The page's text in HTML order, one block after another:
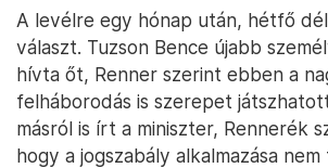
A levélre egy hónap után, hétfő
választ. Tuzson Bence újabb
hívta őt, Renner szerint ebben a
felháborodás is szerepet
másról is írt a miniszter, Rennerék
hogy a jogszabály alkalmazása